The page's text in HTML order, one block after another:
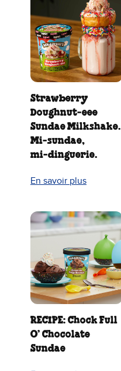
Strawberry
Doughnut‑eee
Sundae Milkshake.
Mi‑sundae,
mi‑dinguerie.
En savoir plus
RECIPE: Chock Full
O’ Chocolate
Sundae